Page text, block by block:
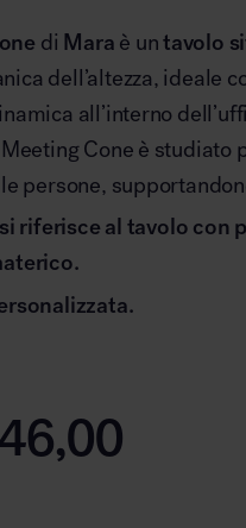
di Mara è untavolo
dell’altezza, ideale
all’interno
Cone è studiato
persone,
riferisce al tavolo con